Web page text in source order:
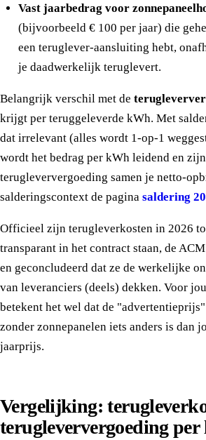
Vast jaarbedrag voor
(bijvoorbeeld € 100 per jaar) die
een teruglever-aansluiting hebt,
je daadwerkelijk teruglevert.
Belangrijk verschil met de
krijgt per teruggeleverde kWh. Met
dat irrelevant (alles wordt 1-op-1
wordt het bedrag per kWh leidend en
terugleververgoeding samen je netto-
salderingscontext de pagina saldering
Officieel zijn terugleverkosten in 2026
transparant in het contract staan, de
en geconcludeerd dat ze de werkelijke
van leveranciers (deels) dekken. Voor
betekent het wel dat de
zonder zonnepanelen iets anders is dan
jaarprijs.
Vergelijking:
terugleververgoeding per